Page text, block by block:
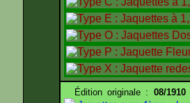
Édition originale : 08/1910